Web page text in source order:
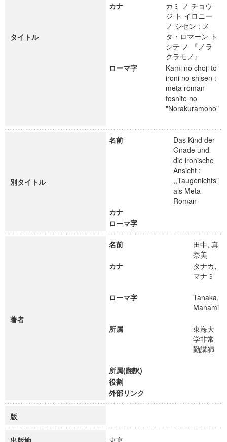
タイトル
カナ
カミ ノ チョウ
ジ ト イロニー
ノ シセン : メ
タ・ロマーン ト
シテ ノ 『ノラ
クラモノ』
ローマ字
Kami no choji to
ironi no shisen :
meta roman
toshite no
"Norakuramono"
別タイトル
名前
Das Kind der
Gnade und
die ironische
Ansicht :
,,Taugenichts"
als Meta-
Roman
カナ
ローマ字
著者
名前
田中, 真
奈美
カナ
タナカ,
マナミ
ローマ字
Tanaka,
Manami
所属
東海大
学非常
勤講師
所属(翻訳)
役割
外部リンク
版
東京